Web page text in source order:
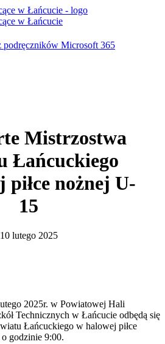
podręczników Microsoft 365
Mistrzostwa
Łańcuckiego
piłce nożnej U-
15
10 lutego 2025
2025r. w Powiatowej Hali
Technicznych w Łańcucie odbędą się
Łańcuckiego w halowej piłce
godzinie 9:00.